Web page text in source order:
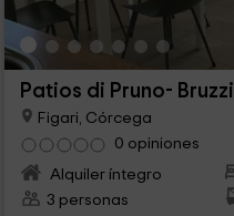
Patios di Pruno- Bruzzi
Figari, Córcega
0 opiniones
Alquiler íntegro
3 personas